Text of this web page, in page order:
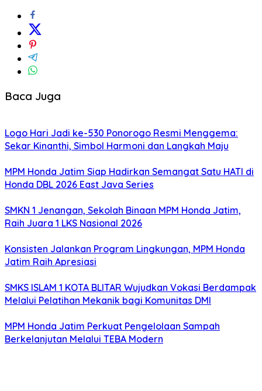
Baca Juga
Logo Hari Jadi ke-530 Ponorogo Resmi Menggema:
Sekar Kinanthi, Simbol Harmoni dan Langkah Maju
MPM Honda Jatim Siap Hadirkan Semangat Satu HATI di
Honda DBL 2026 East Java Series
SMKN 1 Jenangan, Sekolah Binaan MPM Honda Jatim,
Raih Juara 1 LKS Nasional 2026
Konsisten Jalankan Program Lingkungan, MPM Honda
Jatim Raih Apresiasi
SMKS ISLAM 1 KOTA BLITAR Wujudkan Vokasi Berdampak
Melalui Pelatihan Mekanik bagi Komunitas DMI
MPM Honda Jatim Perkuat Pengelolaan Sampah
Berkelanjutan Melalui TEBA Modern